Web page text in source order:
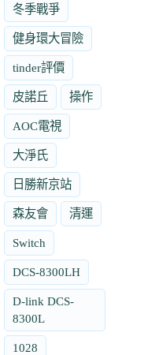
冬季戰爭
健身環大冒險
tinder評價
皮諾丘 操作
AOC電視
大淨氏
日勝新京站
森友會 清運
Switch
DCS-8300LH
D-link DCS-
8300L
1028